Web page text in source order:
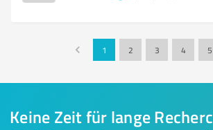
1 2 3 4 5
Keine Zeit für lange